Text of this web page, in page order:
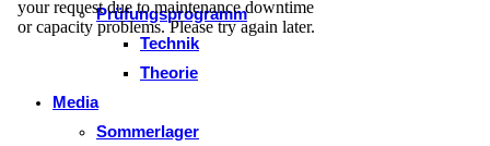
Prüfungsprogramm
Technik
Theorie
Media
Sommerlager